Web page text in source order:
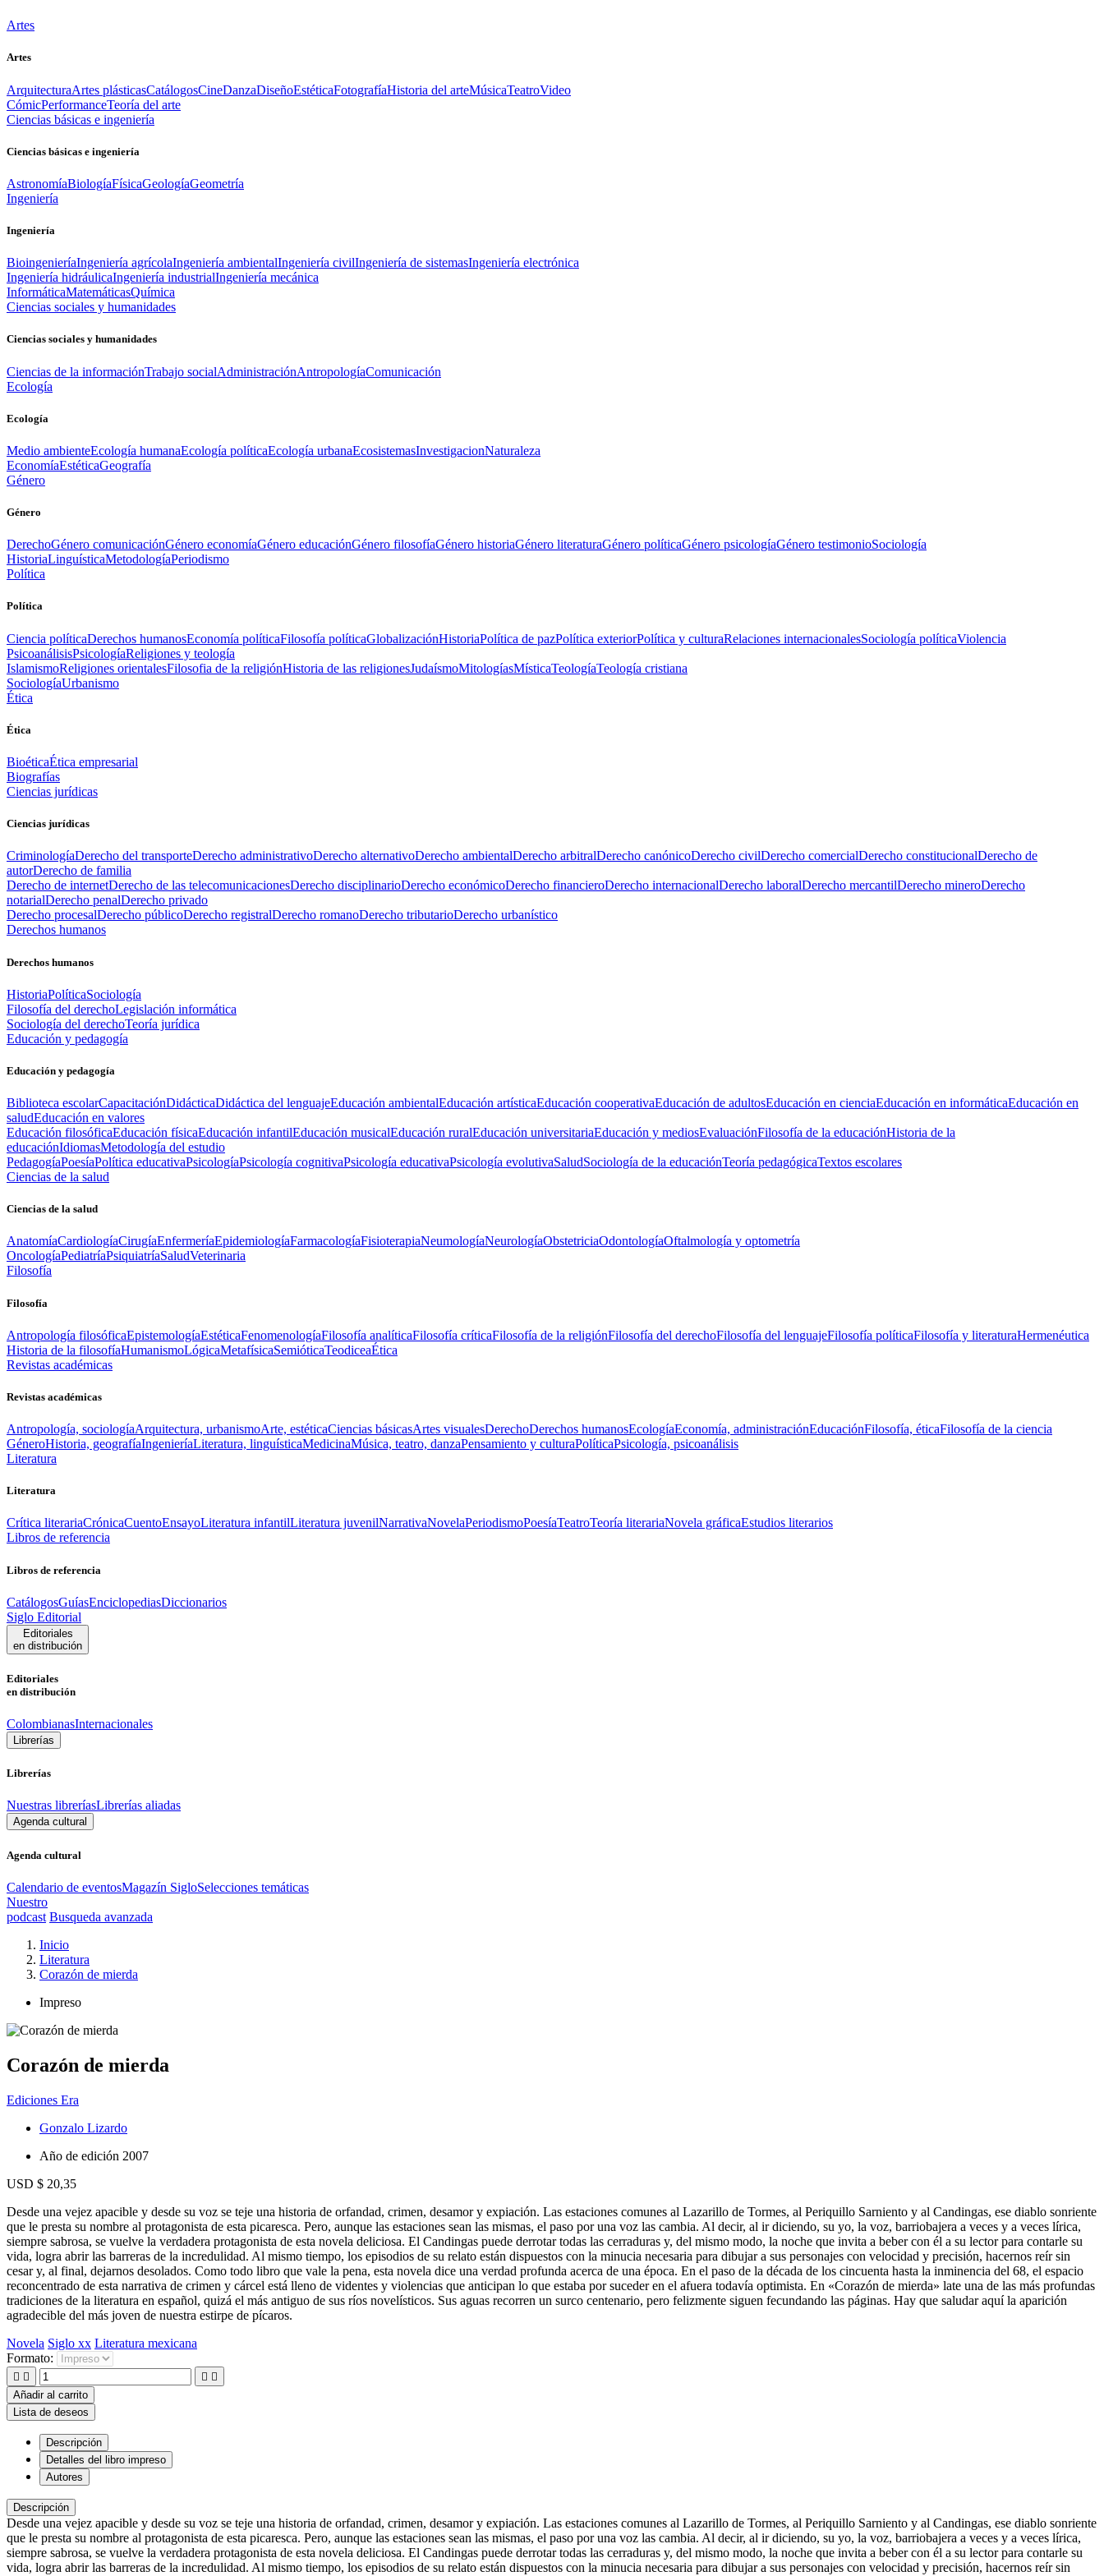
Artes
Artes
ArquitecturaArtes plásticasCatálogosCineDanzaDiseñoEstéticaFotografíaHistoria del arteMúsicaTeatroVideo
CómicPerformanceTeoría del arte
Ciencias básicas e ingeniería
Ciencias básicas e ingeniería
AstronomíaBiologíaFísicaGeologíaGeometría
Ingeniería
Ingeniería
BioingenieríaIngeniería agrícolaIngeniería ambientalIngeniería civilIngeniería de sistemasIngeniería electrónica
Ingeniería hidráulicaIngeniería industrialIngeniería mecánica
InformáticaMatemáticasQuímica
Ciencias sociales y humanidades
Ciencias sociales y humanidades
Ciencias de la informaciónTrabajo socialAdministraciónAntropologíaComunicación
Ecología
Ecología
Medio ambienteEcología humanaEcología políticaEcología urbanaEcosistemasInvestigacionNaturaleza
EconomíaEstéticaGeografía
Género
Género
DerechoGénero comunicaciónGénero economíaGénero educaciónGénero filosofíaGénero historiaGénero literaturaGénero políticaGénero psicologíaGénero testimonioSociología
HistoriaLinguísticaMetodologíaPeriodismo
Política
Política
Ciencia políticaDerechos humanosEconomía políticaFilosofía políticaGlobalizaciónHistoriaPolítica de pazPolítica exteriorPolítica y culturaRelaciones internacionalesSociología políticaViolencia
PsicoanálisisPsicologíaReligiones y teología
IslamismoReligiones orientalesFilosofia de la religiónHistoria de las religionesJudaísmoMitologíasMísticaTeologíaTeología cristiana
SociologíaUrbanismo
Ética
Ética
BioéticaÉtica empresarial
Biografías
Ciencias jurídicas
Ciencias jurídicas
CriminologíaDerecho del transporteDerecho administrativoDerecho alternativoDerecho ambientalDerecho arbitralDerecho canónicoDerecho civilDerecho comercialDerecho constitucionalDerecho de
autorDerecho de familia
Derecho de internetDerecho de las telecomunicacionesDerecho disciplinarioDerecho económicoDerecho financieroDerecho internacionalDerecho laboralDerecho mercantilDerecho mineroDerecho
notarialDerecho penalDerecho privado
Derecho procesalDerecho públicoDerecho registralDerecho romanoDerecho tributarioDerecho urbanístico
Derechos humanos
Derechos humanos
HistoriaPolíticaSociología
Filosofía del derechoLegislación informática
Sociología del derechoTeoría jurídica
Educación y pedagogía
Educación y pedagogía
Biblioteca escolarCapacitaciónDidácticaDidáctica del lenguajeEducación ambientalEducación artísticaEducación cooperativaEducación de adultosEducación en cienciaEducación en informáticaEducación en
saludEducación en valores
Educación filosóficaEducación físicaEducación infantilEducación musicalEducación ruralEducación universitariaEducación y mediosEvaluaciónFilosofía de la educaciónHistoria de la
educaciónIdiomasMetodología del estudio
PedagogíaPoesíaPolítica educativaPsicologíaPsicología cognitivaPsicología educativaPsicología evolutivaSaludSociología de la educaciónTeoría pedagógicaTextos escolares
Ciencias de la salud
Ciencias de la salud
AnatomíaCardiologíaCirugíaEnfermeríaEpidemiologíaFarmacologíaFisioterapiaNeumologíaNeurologíaObstetriciaOdontologíaOftalmología y optometría
OncologíaPediatríaPsiquiatríaSaludVeterinaria
Filosofía
Filosofía
Antropología filosóficaEpistemologíaEstéticaFenomenologíaFilosofía analíticaFilosofía críticaFilosofía de la religiónFilosofía del derechoFilosofía del lenguajeFilosofía políticaFilosofía y literaturaHermenéutica
Historia de la filosofíaHumanismoLógicaMetafísicaSemióticaTeodiceaÉtica
Revistas académicas
Revistas académicas
Antropología, sociologíaArquitectura, urbanismoArte, estéticaCiencias básicasArtes visualesDerechoDerechos humanosEcologíaEconomía, administraciónEducaciónFilosofía, éticaFilosofía de la ciencia
GéneroHistoria, geografíaIngenieríaLiteratura, linguísticaMedicinaMúsica, teatro, danzaPensamiento y culturaPolíticaPsicología, psicoanálisis
Literatura
Literatura
Crítica literariaCrónicaCuentoEnsayoLiteratura infantilLiteratura juvenilNarrativaNovelaPeriodismoPoesíaTeatroTeoría literariaNovela gráficaEstudios literarios
Libros de referencia
Libros de referencia
CatálogosGuíasEnciclopediasDiccionarios
Siglo Editorial
Editoriales
en distribución
Editoriales
en distribución
ColombianasInternacionales
Librerías
Librerías
Nuestras libreríasLibrerías aliadas
Agenda cultural
Agenda cultural
Calendario de eventosMagazín SigloSelecciones temáticas
Nuestro
podcast Busqueda avanzada
Inicio
Literatura
Corazón de mierda
Impreso
Corazón de mierda
Ediciones Era
Gonzalo Lizardo
Año de edición 2007
USD $ 20,35
Desde una vejez apacible y desde su voz se teje una historia de orfandad, crimen, desamor y expiación. Las estaciones comunes al Lazarillo de Tormes, al Periquillo Sarniento y al Candingas, ese diablo sonriente
que le presta su nombre al protagonista de esta picaresca. Pero, aunque las estaciones sean las mismas, el paso por una voz las cambia. Al decir, al ir diciendo, su yo, la voz, barriobajera a veces y a veces lírica,
siempre sabrosa, se vuelve la verdadera protagonista de esta novela deliciosa. El Candingas puede derrotar todas las cerraduras y, del mismo modo, la noche que invita a beber con él a su lector para contarle su
vida, logra abrir las barreras de la incredulidad. Al mismo tiempo, los episodios de su relato están dispuestos con la minucia necesaria para dibujar a sus personajes con velocidad y precisión, hacernos reír sin
cesar y, al final, dejarnos desolados. Como todo libro que vale la pena, esta novela dice una verdad profunda acerca de una época. En el paso de la década de los cincuenta hasta la inminencia del 68, el espacio
reconcentrado de esta narrativa de crimen y cárcel está lleno de videntes y violencias que anticipan lo que estaba por suceder en el afuera todavía optimista. En «Corazón de mierda» late una de las más profundas
tradiciones de la literatura en español, quizá el más antiguo de sus ríos novelísticos. Sus aguas recorren un surco centenario, pero felizmente siguen fecundando las páginas. Hay que saludar aquí la aparición
agradecible del más joven de nuestra estirpe de pícaros.
Novela Siglo xx Literatura mexicana
Formato:
   
Añadir al carrito
Lista de deseos
Descripción
Detalles del libro impreso
Autores
Descripción
Desde una vejez apacible y desde su voz se teje una historia de orfandad, crimen, desamor y expiación. Las estaciones comunes al Lazarillo de Tormes, al Periquillo Sarniento y al Candingas, ese diablo sonriente
que le presta su nombre al protagonista de esta picaresca. Pero, aunque las estaciones sean las mismas, el paso por una voz las cambia. Al decir, al ir diciendo, su yo, la voz, barriobajera a veces y a veces lírica,
siempre sabrosa, se vuelve la verdadera protagonista de esta novela deliciosa. El Candingas puede derrotar todas las cerraduras y, del mismo modo, la noche que invita a beber con él a su lector para contarle su
vida, logra abrir las barreras de la incredulidad. Al mismo tiempo, los episodios de su relato están dispuestos con la minucia necesaria para dibujar a sus personajes con velocidad y precisión, hacernos reír sin